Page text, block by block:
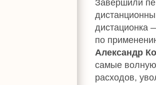
Завершили
дистационка
по
Александр
самые
расходов,